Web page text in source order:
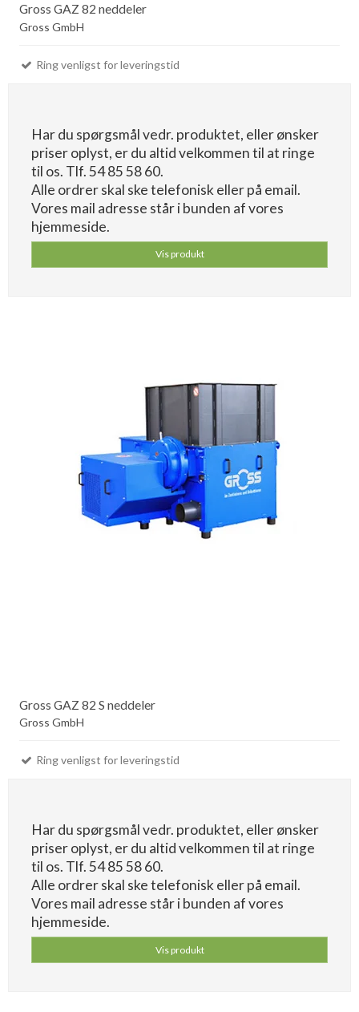
Gross GAZ 82 neddeler
Gross GmbH
Ring venligst for leveringstid
Har du spørgsmål vedr. produktet, eller ønsker
priser oplyst, er du altid velkommen til at ringe
til os. Tlf. 54 85 58 60.
Alle ordrer skal ske telefonisk eller på email.
Vores mail adresse står i bunden af vores
hjemmeside.
Vis produkt
Gross GAZ 82 S neddeler
Gross GmbH
Ring venligst for leveringstid
Har du spørgsmål vedr. produktet, eller ønsker
priser oplyst, er du altid velkommen til at ringe
til os. Tlf. 54 85 58 60.
Alle ordrer skal ske telefonisk eller på email.
Vores mail adresse står i bunden af vores
hjemmeside.
Vis produkt